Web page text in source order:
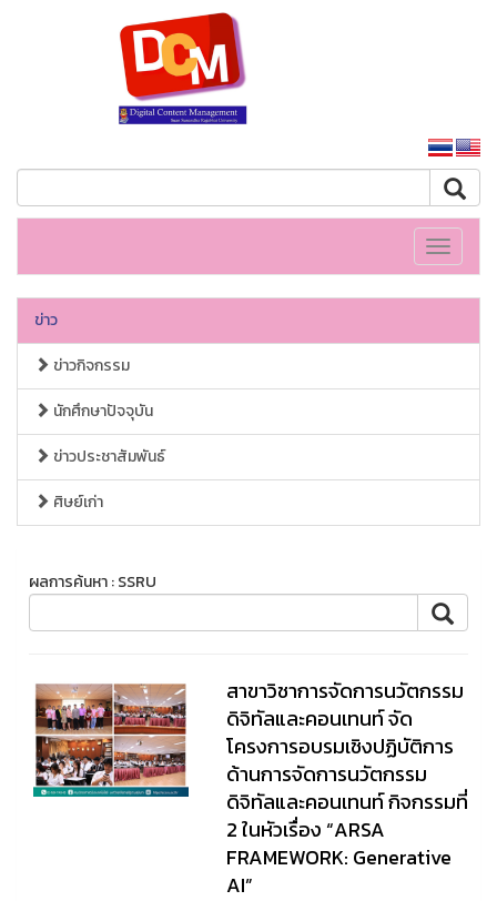
Toggle
ข่าว
ข่าวกิจกรรม
นักศึกษาปัจจุบัน
ข่าวประชาสัมพันธ์
ศิษย์เก่า
ผลการค้นหา : SSRU
สาขาวิชาการจัดการนวัตกรรม
ดิจิทัลและคอนเทนท์ จัด
โครงการอบรมเชิงปฏิบัติการ
ด้านการจัดการนวัตกรรม
ดิจิทัลและคอนเทนท์ กิจกรรมที่
2 ในหัวเรื่อง “ARSA
FRAMEWORK: Generative
AI”